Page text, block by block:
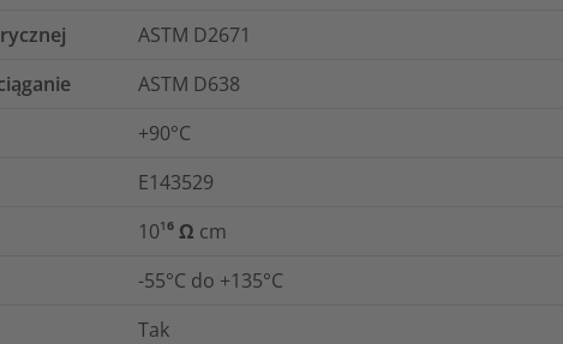
ASTM D2671
ASTM D638
+90°C
E143529
10¹⁶ Ω cm
-55°C do +135°C
Tak